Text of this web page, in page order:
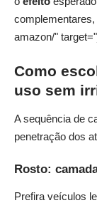
amazon/"
Como
uso sem
A sequência de
penetração dos
Rosto:
Prefira veículos